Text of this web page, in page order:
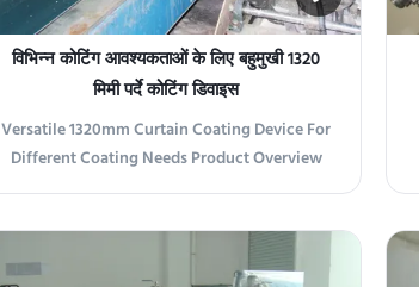
विभिन्न कोटिंग आवश्यकताओं के लिए बहुमुखी 1320
मिमी पर्दे कोटिंग डिवाइस
Versatile 1320mm Curtain Coating Device For
Different Coating Needs Product Overview
The Curtain Coating Machine provides an
Capable of handling coating thicknesses